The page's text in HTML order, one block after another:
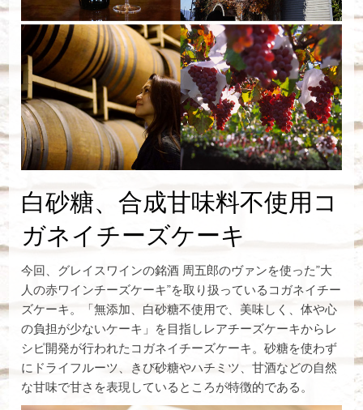
白砂糖、合成甘味料不使用コ
ガネイチーズケーキ
今回、グレイスワインの銘酒 周五郎のヴァンを使った”大
人の赤ワインチーズケーキ”を取り扱っているコガネイチー
ズケーキ。「無添加、白砂糖不使用で、美味しく、体や心
の負担が少ないケーキ」を目指しレアチーズケーキからレ
シピ開発が行われたコガネイチーズケーキ。砂糖を使わず
にドライフルーツ、きび砂糖やハチミツ、甘酒などの自然
な甘味で甘さを表現しているところが特徴的である。